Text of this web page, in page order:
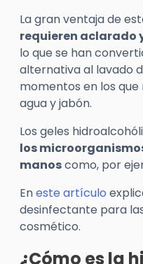
La gran ventaja de
requieren aclarado
lo que se han
alternativa al lavado
momentos en los
agua y jabón.
Los geles
los
manoscomo, por
Eneste artículo
desinfectante para
cosmético.
¿Cómo es la